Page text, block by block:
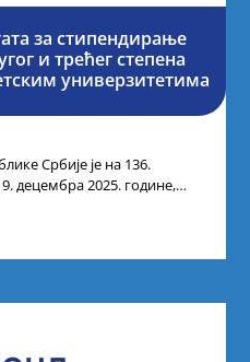
за стипендирање
и трећег степена
универзитетима
Србије је на 136.
децембра 2025. године,